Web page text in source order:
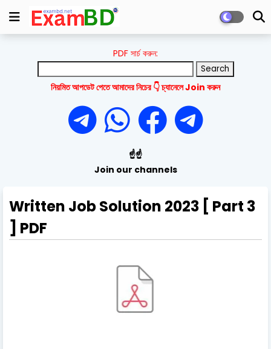
PDF সার্চ করুন:
নিয়মিত আপডেট পেতে আমাদের নিচের 👇 চ্যানেলে Join করুন
☝️☝️
Join our channels
Written Job Solution 2023 [ Part 3
] PDF